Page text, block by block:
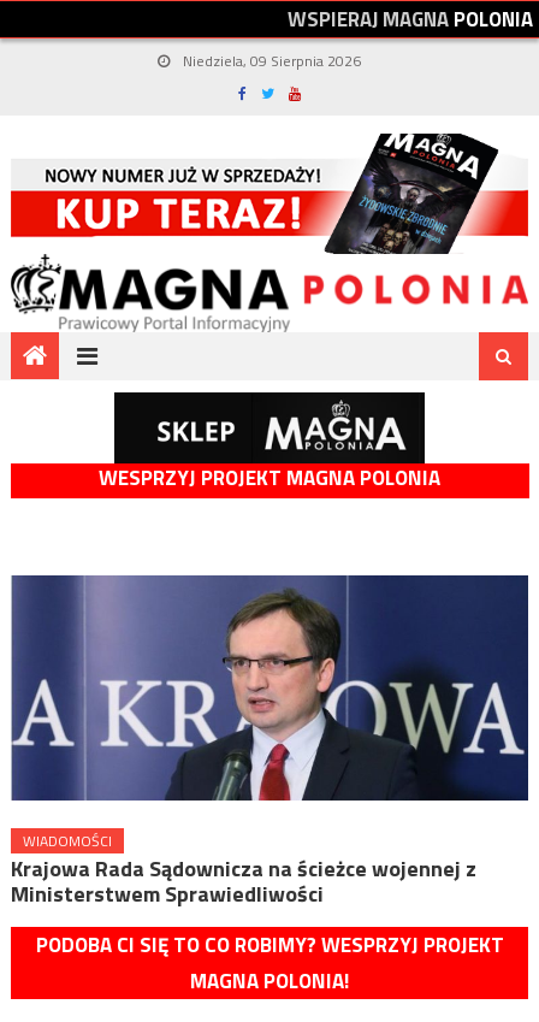
WSPIERAJMAGNAPOLONIA
Niedziela, 09 Sierpnia 2026
WESPRZYJ PROJEKT MAGNA POLONIA
WIADOMOŚCI
Krajowa Rada Sądownicza na ścieżce wojennej z
Ministerstwem Sprawiedliwości
PODOBA CI SIĘ TO CO ROBIMY? WESPRZYJ PROJEKT
MAGNA POLONIA!